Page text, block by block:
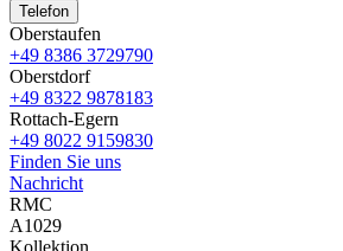
Telefon
Oberstaufen
+49 8386 3729790
Oberstdorf
+49 8322 9878183
Rottach-Egern
+49 8022 9159830
Finden Sie uns
Nachricht
RMC
A1029
Kollektion